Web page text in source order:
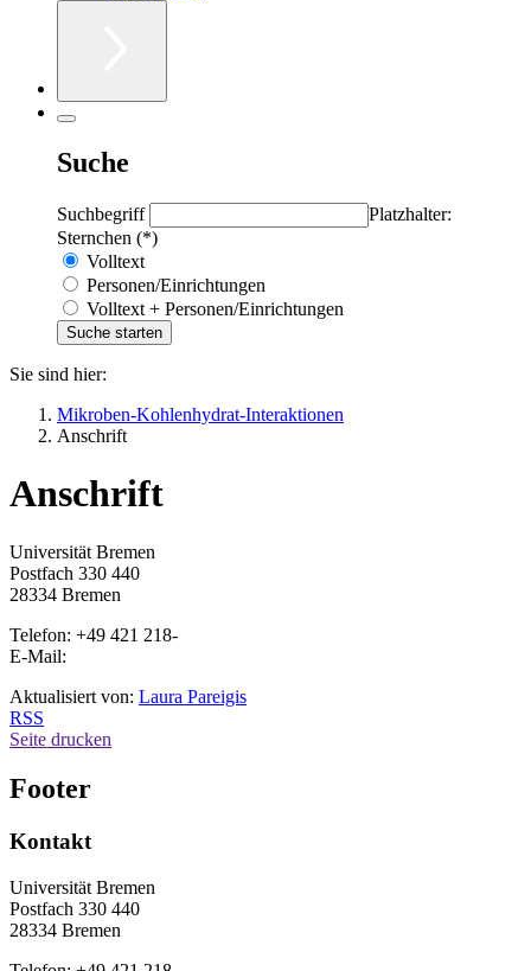
Suche
Suchbegriff
Platzhalter:
Sternchen (*)
Volltext
Personen/Einrichtungen
Volltext + Personen/Einrichtungen
Sie sind hier:
Mikroben-Kohlenhydrat-Interaktionen
Anschrift
Anschrift
Universität Bremen
Postfach 330 440
28334 Bremen
Telefon: +49 421 218-
E-Mail:
Aktualisiert von: Laura Pareigis
RSS
Seite drucken
Footer
Kontakt
Universität Bremen
Postfach 330 440
28334 Bremen